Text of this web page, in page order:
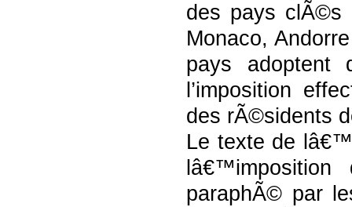
des pays clÃ©s
Monaco,
pays adoptent
l’imposition
des rÃ©sidents
Le texte de
paraphÃ© par